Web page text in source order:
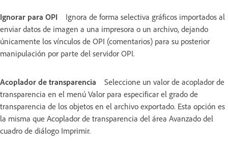
Ignorar para OPI
Ignora de forma selectiva gráficos importados al
enviar datos de imagen a una impresora o un archivo, dejando
únicamente los vínculos de OPI (comentarios) para su posterior
manipulación por parte del servidor OPI.
Acoplador de transparencia
Seleccione un valor de acoplador de
transparencia en el menú Valor para especificar el grado de
transparencia de los objetos en el archivo exportado. Esta opción es
la misma que Acoplador de transparencia del área Avanzado del
cuadro de diálogo Imprimir.